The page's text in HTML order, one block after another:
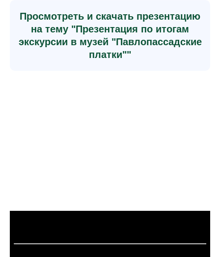
Просмотреть и скачать презентацию
на тему "Презентация по итогам
экскурсии в музей "Павлопассадские
платки""